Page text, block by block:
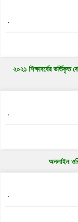
..
২০২১ শিক্ষাবর্ষের ভর্তিকৃত
..
অনলাইন
..